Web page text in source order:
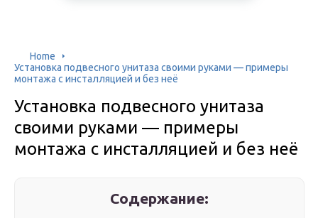
Home
Установка подвесного унитаза своими руками — примеры
монтажа с инсталляцией и без неё
Установка подвесного унитаза
своими руками — примеры
монтажа с инсталляцией и без неё
Содержание: